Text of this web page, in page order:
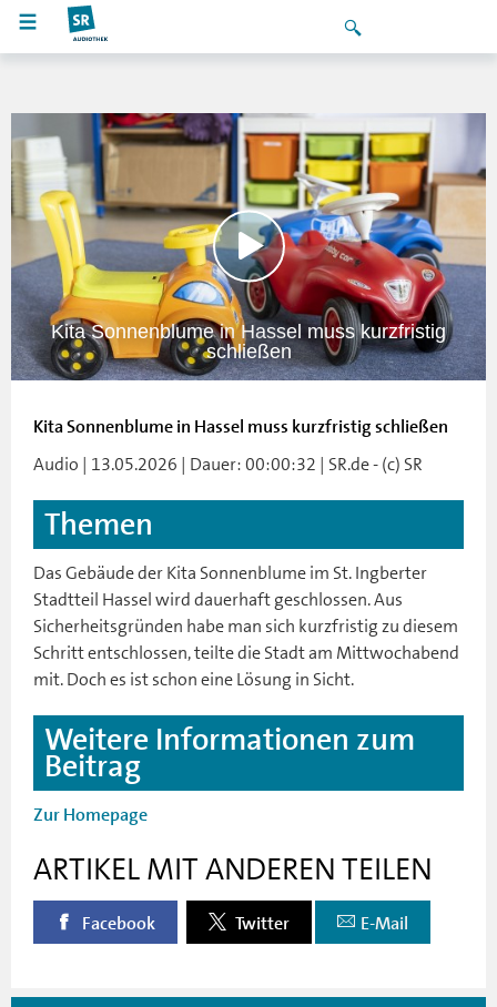
Kita Sonnenblume in Hassel muss kurzfristig
schließen
Kita Sonnenblume in Hassel muss kurzfristig schließen
Audio | 13.05.2026 | Dauer: 00:00:32 | SR.de - (c) SR
Themen
Das Gebäude der Kita Sonnenblume im St. Ingberter
Stadtteil Hassel wird dauerhaft geschlossen. Aus
Sicherheitsgründen habe man sich kurzfristig zu diesem
Schritt entschlossen, teilte die Stadt am Mittwochabend
mit. Doch es ist schon eine Lösung in Sicht.
Weitere Informationen zum
Beitrag
Zur Homepage
ARTIKEL MIT ANDEREN TEILEN
Facebook Twitter E-Mail